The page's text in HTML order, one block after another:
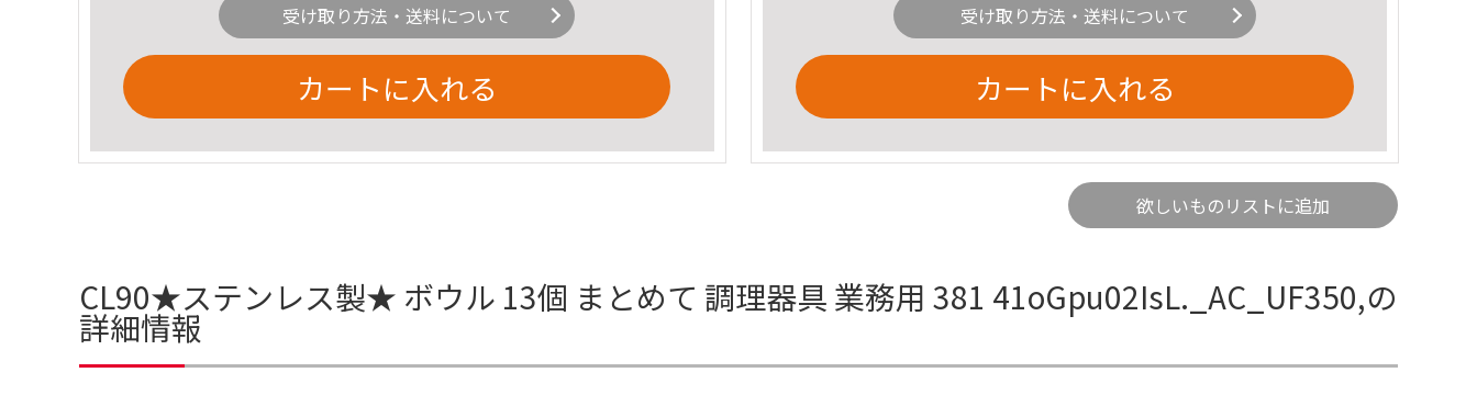
受け取り方法・送料について
カートに入れる
受け取り方法・送料について
カートに入れる
欲しいものリストに追加
CL90★ステンレス製★ ボウル 13個 まとめて 調理器具 業務用 381 41oGpu02IsL._AC_UF350,の
詳細情報